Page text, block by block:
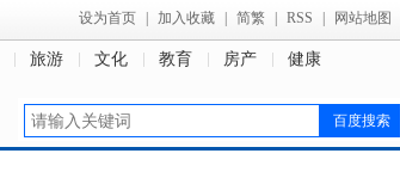
设为首页 加入收藏 简繁 RSS 网站地图
旅游 文化 教育 房产 健康